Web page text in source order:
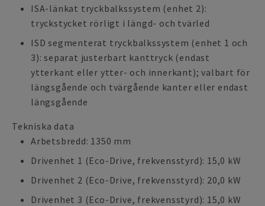
ISA-länkat tryckbalkssystem (enhet 2):
tryckstycket rörligt i längd- och tvärled
ISD segmenterat tryckbalkssystem (enhet 1 och
3): separat justerbart kanttryck (endast
ytterkant eller ytter- och innerkant); valbart för
längsgående och tvärgående kanter eller endast
längsgående
Tekniska data
Arbetsbredd: 1350 mm
Drivenhet 1 (Eco-Drive, frekvensstyrd): 15,0 kW
Drivenhet 2 (Eco-Drive, frekvensstyrd): 20,0 kW
Drivenhet 3 (Eco-Drive, frekvensstyrd): 15,0 kW